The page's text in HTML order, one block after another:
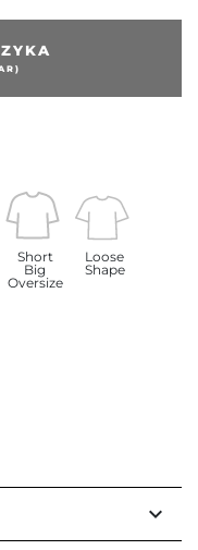
Short
Big
Oversize
Loose
Shape
keyboard_arrow_down